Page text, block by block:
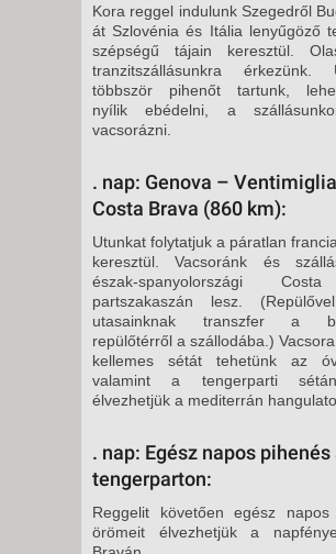
Kora reggel indulunk Szegedről
át Szlovénia és Itália lenyűgöző
szépségű tájain keresztül.
tran­zitszállásunkra érkezünk.
többször pihenőt tartunk,
nyílik ebédelni, a
vacsorázni.
. nap: Genova –
Costa Brava (860 km):
Utunkat folytatjuk a páratlan
keresztül. Vacsoránk és
észak-spanyolor­szági
partszakaszán lesz.
utasainknak transzfer a
repülőtérről a szállodába.)
kel­lemes sétát tehetünk az
valamint a tengerparti
élvezhetjük a mediterrán
. nap: Egész napos pihenés
tengerparton:
Reggelit követően egész napos
örömeit élvezhetjük a